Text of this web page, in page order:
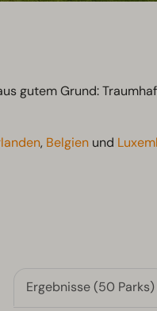
gutem Grund:
, Belgien und
Ergebnisse (50 Parks)